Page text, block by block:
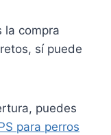
la compra
sí puede
puedes
para perros